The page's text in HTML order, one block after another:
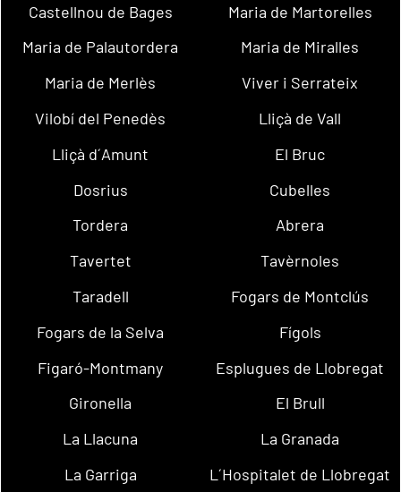
Castellnou de Bages
Maria de Martorelles
Maria de Palautordera
Maria de Miralles
Maria de Merlès
Viver i Serrateix
Vilobí del Penedès
Lliçà de Vall
Lliçà d´Amunt
El Bruc
Dosrius
Cubelles
Tordera
Abrera
Tavertet
Tavèrnoles
Taradell
Fogars de Montclús
Fogars de la Selva
Fígols
Figaró-Montmany
Esplugues de Llobregat
Gironella
El Brull
La Llacuna
La Granada
La Garriga
L´Hospitalet de Llobregat